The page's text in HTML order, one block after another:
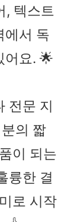
, 텍스트
에서 독
어요. 🌟
전문 지
의 짧
이 되는
륭한 결
로 시작